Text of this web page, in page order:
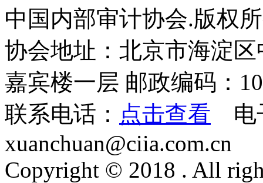
中国内部审计协会.版权
协会地址：北京市海淀
嘉宾楼一层 邮政编码：
联系电话： 点击查看 电
xuanchuan@ciia.com.cn
Copyright © 2018 . All